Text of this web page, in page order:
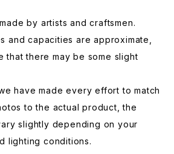
by artists and craftsmen.
and capacities are approximate,
that there may be some slight
have made every effort to match
to the actual product, the
slightly depending on your
lighting conditions.